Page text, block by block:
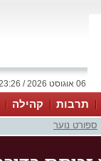
06 אוגוסט 2026 / 23:26
תרבות קהילה
ספורט נוער